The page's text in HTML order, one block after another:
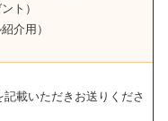
ト）
介用）
載いただきお送りくださ